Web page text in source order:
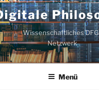
Wissenschaftliches
Netzwerk
Menü